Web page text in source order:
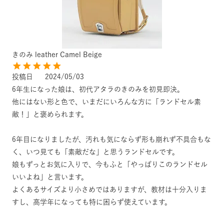
きのみ leather Camel Beige
投稿日
2024/05/03
6年生になった娘は、初代アタラのきのみを初見即決。
他にはない形と色で、いまだにいろんな方に「ランドセル素
敵！」と褒められます。
6年目になりましたが、汚れも気にならず形も崩れず不具合もな
く、いつ見ても「素敵だな」と思うランドセルです。
娘もずっとお気に入りで、今もふと「やっぱりこのランドセル
いいよね」と言います。
よくあるサイズより小さめではありますが、教材は十分入りま
すし、高学年になっても特に困らず使えています。